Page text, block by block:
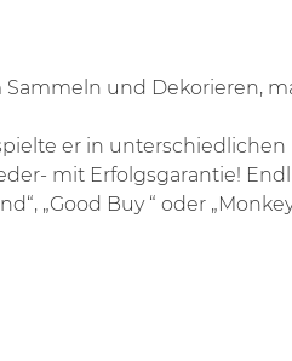
und Dekorieren,
er in
mit Erfolgsgarantie!
„Good Buy “ oder